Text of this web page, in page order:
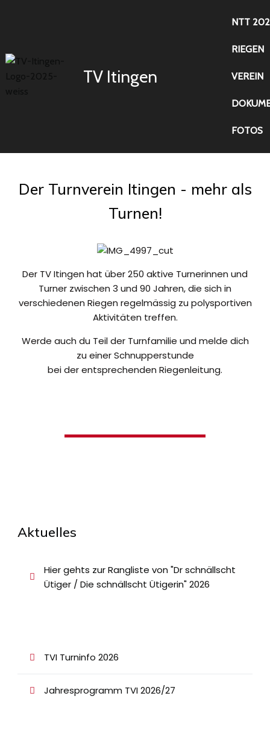
TV Itingen
NTT
RIEGEN
VEREIN
FOTOS
Der Turnverein Itingen - mehr als
Turnen!
Der TV Itingen hat über 250 aktive Turnerinnen und
Turner zwischen 3 und 90 Jahren, die sich in
verschiedenen Riegen regelmässig zu polysportiven
Aktivitäten treffen.
Werde auch du Teil der Turnfamilie und melde dich
zu einer Schnupperstunde
bei der entsprechenden Riegenleitung.
Aktuelles
Hier gehts zur Rangliste von "Dr schnällscht
Ütiger / Die schnällscht Ütigerin" 2026
TVI Turninfo 2026
Jahresprogramm TVI 2026/27